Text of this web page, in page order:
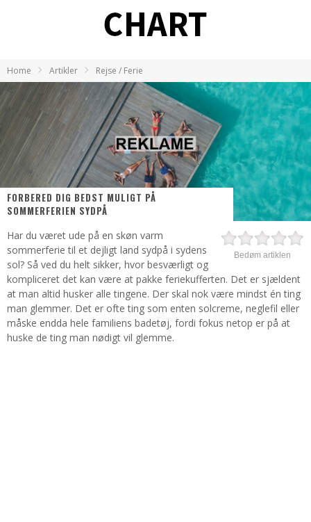
Home Artikler Rejse / Ferie
FORBERED DIG BEDST MULIGT PÅ
SOMMERFERIEN SYDPÅ
Bedøm artiklen
Har du været ude på en skøn varm
sommerferie til et dejligt land sydpå i sydens
sol? Så ved du helt sikker, hvor besværligt og
kompliceret det kan være at pakke feriekufferten. Det er sjældent
at man altid husker alle tingene. Der skal nok være mindst én ting
man glemmer. Det er ofte ting som enten solcreme, neglefil eller
måske endda hele familiens badetøj, fordi fokus netop er på at
huske de ting man nødigt vil glemme.